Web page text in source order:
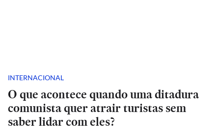
INTERNACIONAL
O que acontece quando uma ditadura
comunista quer atrair turistas sem
saber lidar com eles?